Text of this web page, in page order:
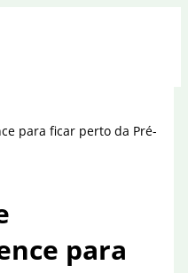
para ficar perto da Pré-
para